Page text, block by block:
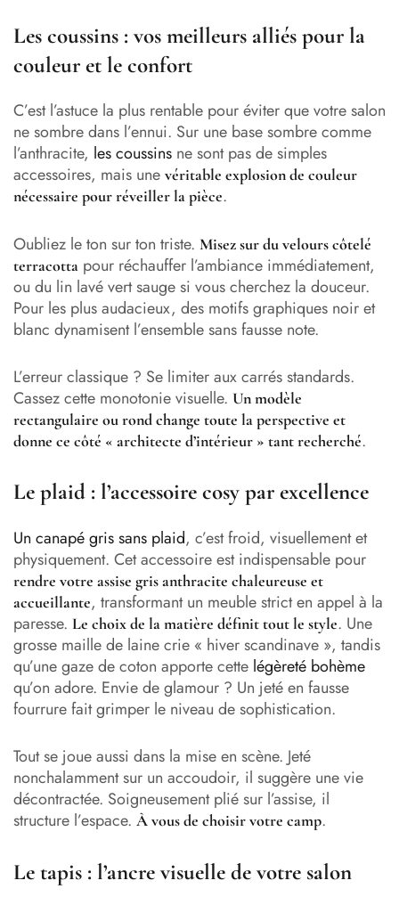
Les coussins : vos meilleurs alliés pour la
couleur et le confort
C’est l’astuce la plus rentable pour éviter que votre salon
ne sombre dans l’ennui. Sur une base sombre comme
l’anthracite, les coussins ne sont pas de simples
accessoires, mais une véritable explosion de couleur
nécessaire pour réveiller la pièce.
Oubliez le ton sur ton triste. Misez sur du velours côtelé
terracotta pour réchauffer l’ambiance immédiatement,
ou du lin lavé vert sauge si vous cherchez la douceur.
Pour les plus audacieux, des motifs graphiques noir et
blanc dynamisent l’ensemble sans fausse note.
L’erreur classique ? Se limiter aux carrés standards.
Cassez cette monotonie visuelle. Un modèle
rectangulaire ou rond change toute la perspective et
donne ce côté « architecte d’intérieur » tant recherché.
Le plaid : l’accessoire cosy par excellence
Un canapé gris sans plaid, c’est froid, visuellement et
physiquement. Cet accessoire est indispensable pour
rendre votre assise gris anthracite chaleureuse et
accueillante, transformant un meuble strict en appel à la
paresse. Le choix de la matière définit tout le style. Une
grosse maille de laine crie « hiver scandinave », tandis
qu’une gaze de coton apporte cette légèreté bohème
qu’on adore. Envie de glamour ? Un jeté en fausse
fourrure fait grimper le niveau de sophistication.
Tout se joue aussi dans la mise en scène. Jeté
nonchalamment sur un accoudoir, il suggère une vie
décontractée. Soigneusement plié sur l’assise, il
structure l’espace. À vous de choisir votre camp.
Le tapis : l’ancre visuelle de votre salon